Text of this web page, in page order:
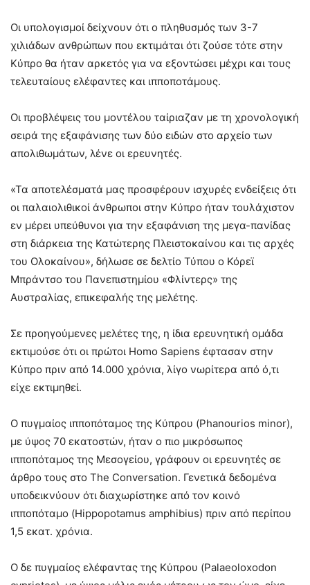
Οι υπολογισμοί δείχνουν ότι ο πληθυσμός των 3-7
χιλιάδων ανθρώπων που εκτιμάται ότι ζούσε τότε στην
Κύπρο θα ήταν αρκετός για να εξοντώσει μέχρι και τους
τελευταίους ελέφαντες και ιπποποτάμους.
Οι προβλέψεις του μοντέλου ταίριαζαν με τη χρονολογική
σειρά της εξαφάνισης των δύο ειδών στο αρχείο των
απολιθωμάτων, λένε οι ερευνητές.
«Τα αποτελέσματά μας προσφέρουν ισχυρές ενδείξεις ότι
οι παλαιολιθικοί άνθρωποι στην Κύπρο ήταν τουλάχιστον
εν μέρει υπεύθυνοι για την εξαφάνιση της μεγα-πανίδας
στη διάρκεια της Κατώτερης Πλειστοκαίνου και τις αρχές
του Ολοκαίνου», δήλωσε σε δελτίο Τύπου ο Κόρεϊ
Μπράντσο του Πανεπιστημίου «Φλίντερς» της
Αυστραλίας, επικεφαλής της μελέτης.
Σε προηγούμενες μελέτες της, η ίδια ερευνητική ομάδα
εκτιμούσε ότι οι πρώτοι Homo Sapiens έφτασαν στην
Κύπρο πριν από 14.000 χρόνια, λίγο νωρίτερα από ό,τι
είχε εκτιμηθεί.
Ο πυγμαίος ιπποπόταμος της Κύπρου (Phanourios minor),
με ύψος 70 εκατοστών, ήταν ο πιο μικρόσωπος
ιπποπόταμος της Μεσογείου, γράφουν οι ερευνητές σε
άρθρο τους στο The Conversation. Γενετικά δεδομένα
υποδεικνύουν ότι διαχωρίστηκε από τον κοινό
ιπποπόταμο (Hippopotamus amphibius) πριν από περίπου
1,5 εκατ. χρόνια.
Ο δε πυγμαίος ελέφαντας της Κύπρου (Palaeoloxodon